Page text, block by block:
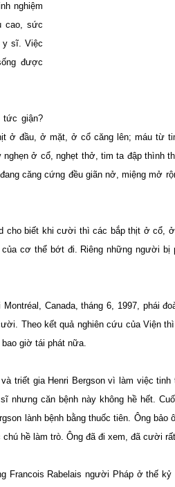
nghiệm
cao, sức
y sĩ. Việc
được
giận?
ở đầu, ở mặt, ở cổ căng lên; máu từ
nghẹn ở cổ, nghẹt thở, tim ta đập
căng cứng đều giãn nở, miệng mở
cho biết khi cười thì các bắp thịt ở cổ,
cơ thể bớt đi. Riêng những người
Canada, tháng 6, 1997, phái
Theo kết quả nghiên cứu của Viện
giờ tái phát nữa.
triết gia Henri Bergson vì làm việc
nhưng căn bệnh này không hề hết.
lành bệnh bằng thuốc tiên. Ông
hề làm trò. Ông đã đi xem, đã cười
Francois Rabelais người Pháp ở thế